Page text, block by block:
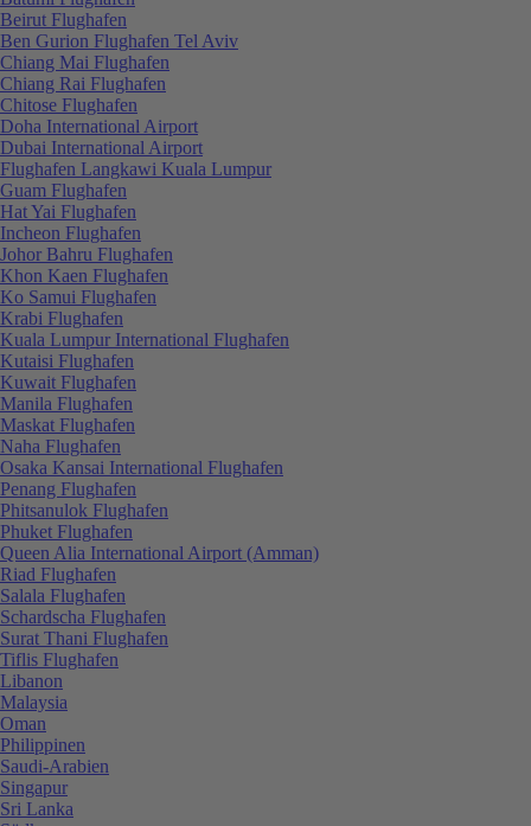
Beirut Flughafen
Ben Gurion Flughafen Tel Aviv
Chiang Mai Flughafen
Chiang Rai Flughafen
Chitose Flughafen
Doha International Airport
Dubai International Airport
Flughafen Langkawi Kuala Lumpur
Guam Flughafen
Hat Yai Flughafen
Incheon Flughafen
Johor Bahru Flughafen
Khon Kaen Flughafen
Ko Samui Flughafen
Krabi Flughafen
Kuala Lumpur International Flughafen
Kutaisi Flughafen
Kuwait Flughafen
Manila Flughafen
Maskat Flughafen
Naha Flughafen
Osaka Kansai International Flughafen
Penang Flughafen
Phitsanulok Flughafen
Phuket Flughafen
Queen Alia International Airport (Amman)
Riad Flughafen
Salala Flughafen
Schardscha Flughafen
Surat Thani Flughafen
Tiflis Flughafen
Libanon
Malaysia
Oman
Philippinen
Saudi-Arabien
Singapur
Sri Lanka